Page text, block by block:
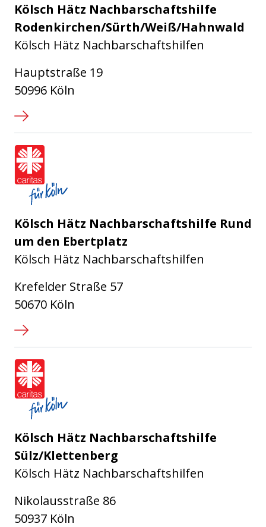
Kölsch Hätz Nachbarschaftshilfe
Rodenkirchen/Sürth/Weiß/Hahnwald
Kölsch Hätz Nachbarschaftshilfen
Hauptstraße 19
50996 Köln
Kölsch Hätz Nachbarschaftshilfe Rund
um den Ebertplatz
Kölsch Hätz Nachbarschaftshilfen
Krefelder Straße 57
50670 Köln
Kölsch Hätz Nachbarschaftshilfe
Sülz/Klettenberg
Kölsch Hätz Nachbarschaftshilfen
Nikolausstraße 86
50937 Köln